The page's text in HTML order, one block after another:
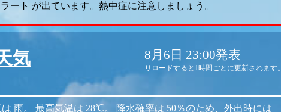
ート が出ています。熱中症に注意しましょう。
気 8月6日 23:00発表
リロードすると1時間ごとに更新されます。
雨。 最高気温は 28℃。 降水確率は 50％のため、外出時には